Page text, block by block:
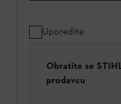
Uporedite
Obratite se
prodavcu